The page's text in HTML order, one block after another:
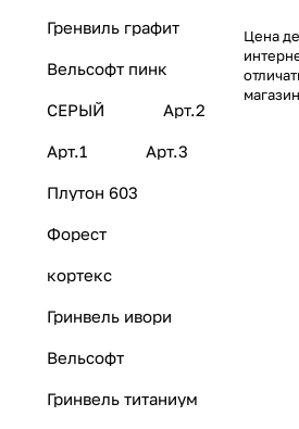
Гренвиль графит
Вельсофт пинк
СЕРЫЙ Арт.2
Арт.1 Арт.3
Плутон 603
Форест
кортекс
Гринвель ивори
Вельсофт
Гринвель титаниум
Цена